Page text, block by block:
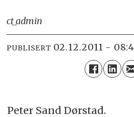
ct_admin
PUBLISERT 02.12.2011 -
Peter Sand Dørstad.